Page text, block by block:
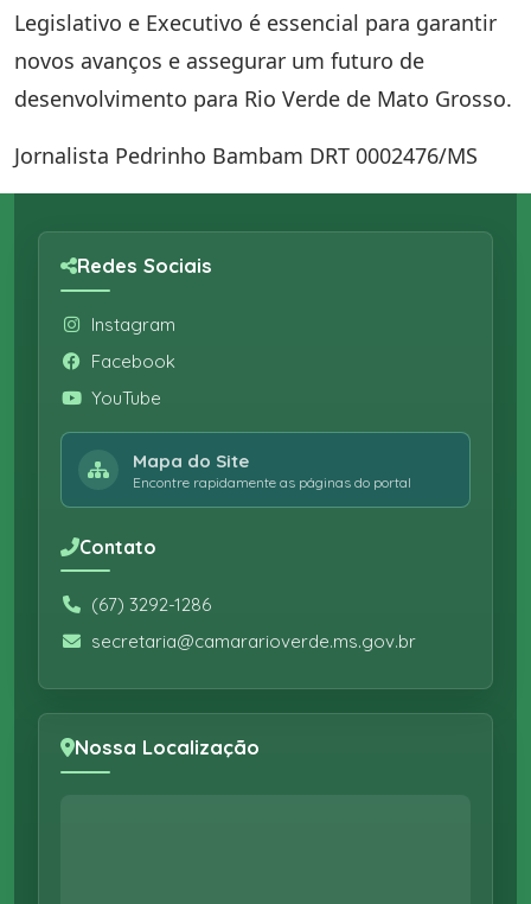
Legislativo e Executivo é essencial para garantir
novos avanços e assegurar um futuro de
desenvolvimento para Rio Verde de Mato Grosso.
Jornalista Pedrinho Bambam DRT 0002476/MS
Redes Sociais
Instagram
Facebook
YouTube
Mapa do Site
Encontre rapidamente as páginas do portal
Contato
(67) 3292-1286
secretaria@camararioverde.ms.gov.br
Nossa Localização